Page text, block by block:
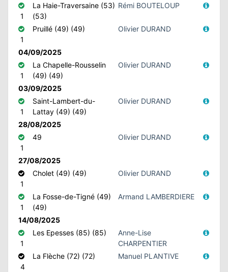
1
La Haie-Traversaine (53)
(53)
Rémi BOUTELOUP
1
Pruillé (49) (49) Olivier DURAND
04/09/2025
1
La Chapelle-Rousselin
(49) (49)
Olivier DURAND
03/09/2025
1
Saint-Lambert-du-
Lattay (49) (49)
Olivier DURAND
28/08/2025
1
49 Olivier DURAND
27/08/2025
1
Cholet (49) (49) Olivier DURAND
1
La Fosse-de-Tigné (49)
(49)
Armand LAMBERDIERE
14/08/2025
1
Les Epesses (85) (85)
Anne-Lise
CHARPENTIER
4
La Flèche (72) (72) Manuel PLANTIVE